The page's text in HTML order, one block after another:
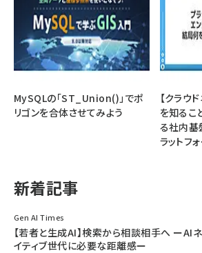
iot女子会 (2281)
北海道をのんびり旅する晴山佳須
drupal (1956)
genai (1484)
abc123 (1360)
MySQLの「ST_Union()」でポ
リゴンを合体させてみよう
【クラウ
を知るこ
る社内基
ラットフ
新着記事
Gen AI Times
【若者と生成AI】検索から相談相手へ ーAIネ
イティブ世代に必要な距離感ー